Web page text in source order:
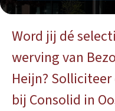
Word jij dé
werving van
Heijn?
bij Consolid in